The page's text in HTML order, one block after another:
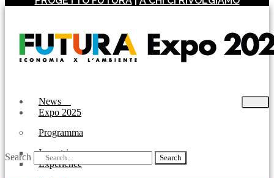
News
Expo 2025
Programma
Incontri
Experience
Search Search